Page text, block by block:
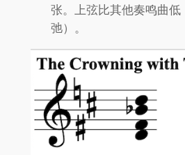
张。上弦比其他奏鸣曲低
弛）。